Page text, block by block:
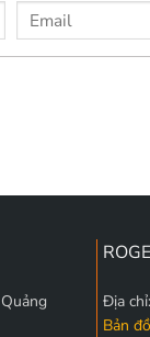
Địa
Bản đồ